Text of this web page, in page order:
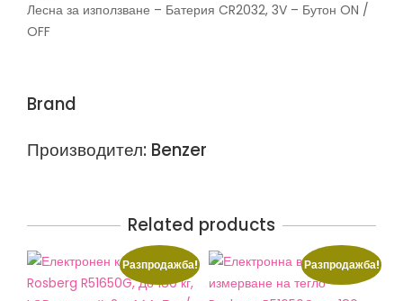
Лесна за използване – Батерия CR2032, 3V – Бутон ON /
OFF
Brand
Производител: Benzer
Related products
Разпродажба! Разпродажба!